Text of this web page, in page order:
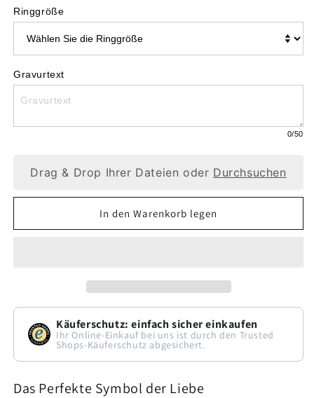
Diamant
0,05ct
Diamant
0,05ct
Ringgröße
Gravurtext
0/50
Drag & Drop Ihrer Dateien oder Durchsuchen
In den Warenkorb legen
Käuferschutz: einfach sicher einkaufen
Ihr Online-Einkauf bei uns ist durch den Trusted
Shops-Käuferschutz abgesichert.
Das Perfekte Symbol der Liebe